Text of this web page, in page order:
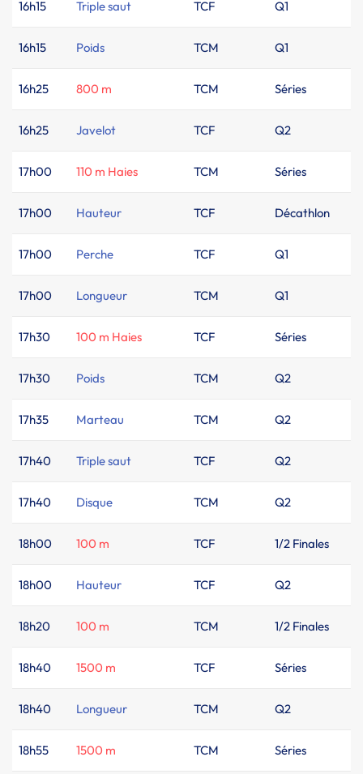
16h15 Triple saut TCF Q1
16h15 Poids TCM Q1
16h25 800 m TCM Séries
16h25 Javelot TCF Q2
17h00 110 m Haies TCM Séries
17h00 Hauteur TCF Décathlon
17h00 Perche TCF Q1
17h00 Longueur TCM Q1
17h30 100 m Haies TCF Séries
17h30 Poids TCM Q2
17h35 Marteau TCM Q2
17h40 Triple saut TCF Q2
17h40 Disque TCM Q2
18h00 100 m TCF 1/2 Finales
18h00 Hauteur TCF Q2
18h20 100 m TCM 1/2 Finales
18h40 1500 m TCF Séries
18h40 Longueur TCM Q2
18h55 1500 m TCM Séries